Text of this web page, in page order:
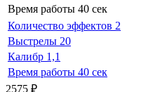
Время работы 40 сек
Количество эффектов 2
Выстрелы 20
Калибр 1,1
Время работы 40 сек
2575 ₽